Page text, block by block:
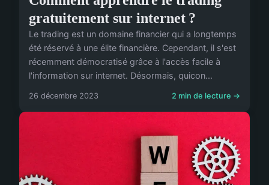
gratuitement sur internet ?
Le trading est un domaine financier qui a longtemps
été réservé à une élite financière. Cependant, il s'est
récemment démocratisé grâce à l'accès facile à
l'information sur internet. Désormais, quicon...
26 décembre 2023 2 min de lecture →